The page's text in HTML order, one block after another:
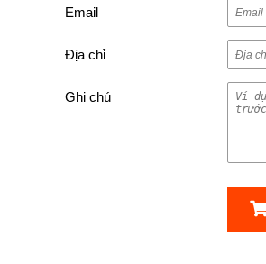
Email
Địa chỉ
Ghi chú